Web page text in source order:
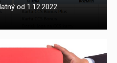
od 1.12.2022